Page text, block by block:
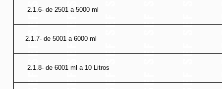
2.1.6- de 2501 a 5000 ml
2.1.7- de 5001 a 6000 ml
2.1.8- de 6001 ml a 10 Litros